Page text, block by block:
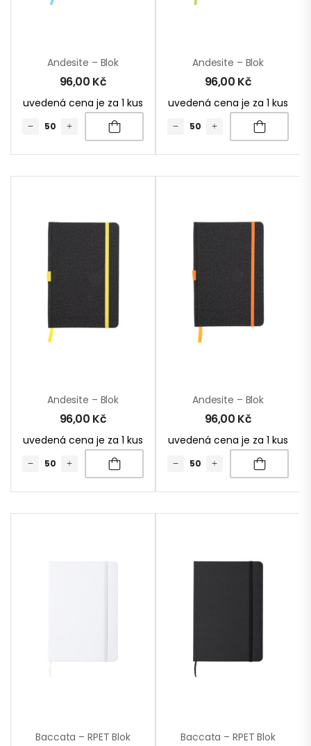
Andesite – Blok
96,00 Kč
uvedená cena je za 1 kus
Andesite – Blok
96,00 Kč
uvedená cena je za 1 kus
Andesite – Blok
96,00 Kč
uvedená cena je za 1 kus
Andesite – Blok
96,00 Kč
uvedená cena je za 1 kus
Baccata – RPET Blok Baccata – RPET Blok